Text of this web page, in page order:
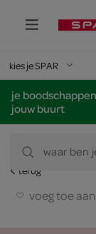
kies je SPAR
je
jouw buurt
waar ben
terug
voeg toe